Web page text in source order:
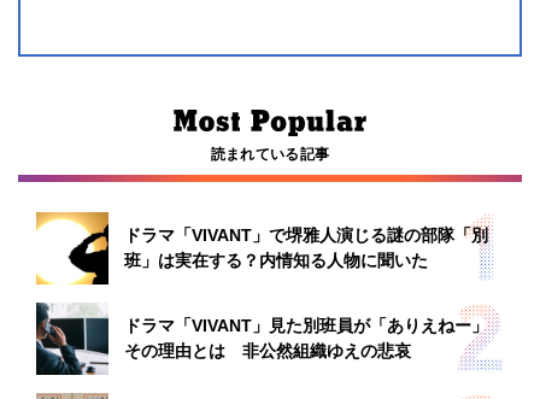
読まれている記事
ドラマ「VIVANT」で堺雅人演じる謎の部隊「別
班」は実在する？内情知る人物に聞いた
ドラマ「VIVANT」見た別班員が「ありえねー」
その理由とは 非公然組織ゆえの悲哀